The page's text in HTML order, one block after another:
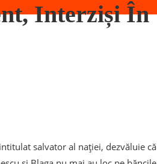
Interziși În
salvator al nației, dezvăluie că